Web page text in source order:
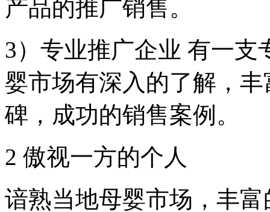
产品的推广销售。
3）专业推广企业 有一
婴市场有深入的了解，
碑，成功的销售案例。
2 傲视一方的个人
谙熟当地母婴市场，丰